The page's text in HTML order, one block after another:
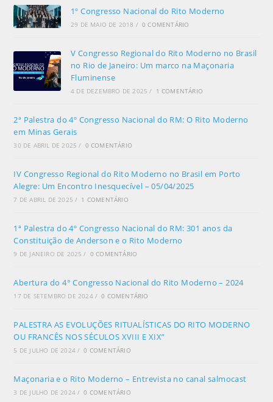
1º Congresso Nacional do Rito Moderno
29 DE MAIO DE 2018 / 0 COMENTÁRIO
V Congresso Regional do Rito Moderno no Brasil
no Rio de Janeiro: Um marco na Maçonaria
Fluminense
4 DE DEZEMBRO DE 2025 / 1 COMENTÁRIO
2ª Palestra do 4º Congresso Nacional do RM: O Rito Moderno
em Minas Gerais
30 DE ABRIL DE 2025 / 0 COMENTÁRIO
IV Congresso Regional do Rito Moderno no Brasil em Porto
Alegre: Um Encontro Inesquecível – 05/04/2025
7 DE ABRIL DE 2025 / 1 COMENTÁRIO
1ª Palestra do 4º Congresso Nacional do RM: 301 anos da
Constituição de Anderson e o Rito Moderno
9 DE JANEIRO DE 2025 / 0 COMENTÁRIO
Abertura do 4° Congresso Nacional do Rito Moderno – 2024
17 DE SETEMBRO DE 2024 / 0 COMENTÁRIO
PALESTRA AS EVOLUÇÕES RITUALÍSTICAS DO RITO MODERNO
OU FRANCÊS NOS SÉCULOS XVIII E XIX”
5 DE JULHO DE 2024 / 0 COMENTÁRIO
Maçonaria e o Rito Moderno – Entrevista no canal salmocast
3 DE JULHO DE 2024 / 0 COMENTÁRIO